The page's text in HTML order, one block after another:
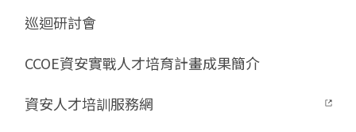
GCB說明文件
GCB部署資源
GCB終止支援
數位影片教材
FAQ
驗證進度
Zerologon
MSHTML
Log4shell
巡迴研討會
CCOE資安實戰人才培育計畫成果簡介
資安人才培訓服務網